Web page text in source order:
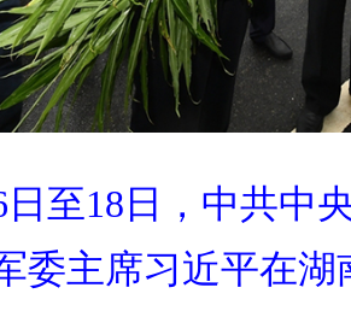
日至18日，中共中
委主席习近平在